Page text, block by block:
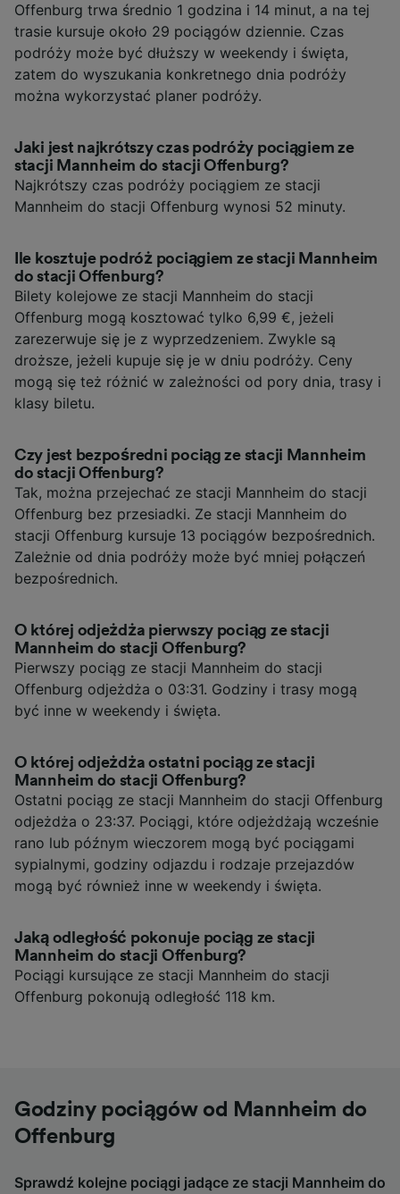
Offenburg trwa średnio 1 godzina i 14 minut, a na tej
trasie kursuje około 29 pociągów dziennie. Czas
podróży może być dłuższy w weekendy i święta,
zatem do wyszukania konkretnego dnia podróży
można wykorzystać planer podróży.
Jaki jest najkrótszy czas podróży pociągiem ze
stacji Mannheim do stacji Offenburg?
Najkrótszy czas podróży pociągiem ze stacji
Mannheim do stacji Offenburg wynosi 52 minuty.
Ile kosztuje podróż pociągiem ze stacji Mannheim
do stacji Offenburg?
Bilety kolejowe ze stacji Mannheim do stacji
Offenburg mogą kosztować tylko 6,99 €, jeżeli
zarezerwuje się je z wyprzedzeniem. Zwykle są
droższe, jeżeli kupuje się je w dniu podróży. Ceny
mogą się też różnić w zależności od pory dnia, trasy i
klasy biletu.
Czy jest bezpośredni pociąg ze stacji Mannheim
do stacji Offenburg?
Tak, można przejechać ze stacji Mannheim do stacji
Offenburg bez przesiadki. Ze stacji Mannheim do
stacji Offenburg kursuje 13 pociągów bezpośrednich.
Zależnie od dnia podróży może być mniej połączeń
bezpośrednich.
O której odjeżdża pierwszy pociąg ze stacji
Mannheim do stacji Offenburg?
Pierwszy pociąg ze stacji Mannheim do stacji
Offenburg odjeżdża o 03:31. Godziny i trasy mogą
być inne w weekendy i święta.
O której odjeżdża ostatni pociąg ze stacji
Mannheim do stacji Offenburg?
Ostatni pociąg ze stacji Mannheim do stacji Offenburg
odjeżdża o 23:37. Pociągi, które odjeżdżają wcześnie
rano lub późnym wieczorem mogą być pociągami
sypialnymi, godziny odjazdu i rodzaje przejazdów
mogą być również inne w weekendy i święta.
Jaką odległość pokonuje pociąg ze stacji
Mannheim do stacji Offenburg?
Pociągi kursujące ze stacji Mannheim do stacji
Offenburg pokonują odległość 118 km.
Godziny pociągów od Mannheim do
Offenburg
Sprawdź kolejne pociągi jadące ze stacji Mannheim do